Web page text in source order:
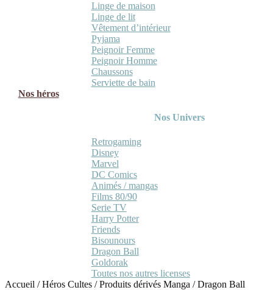
Linge de maison
Linge de lit
Vêtement d’intérieur
Pyjama
Peignoir Femme
Peignoir Homme
Chaussons
Serviette de bain
Nos héros
Nos Univers
Retrogaming
Disney
Marvel
DC Comics
Animés / mangas
Films 80/90
Serie TV
Harry Potter
Friends
Bisounours
Dragon Ball
Goldorak
Toutes nos autres licenses
Accueil /Héros Cultes /Produits dérivés Manga /Dragon Ball